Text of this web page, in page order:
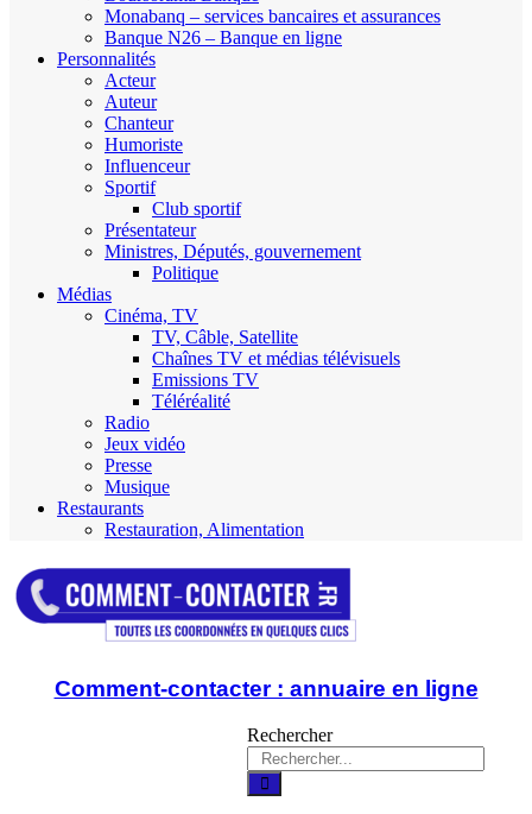
Monabanq – services bancaires et assurances
Banque N26 – Banque en ligne
Personnalités
Acteur
Auteur
Chanteur
Humoriste
Influenceur
Sportif
Club sportif
Présentateur
Ministres, Députés, gouvernement
Politique
Médias
Cinéma, TV
TV, Câble, Satellite
Chaînes TV et médias télévisuels
Emissions TV
Téléréalité
Radio
Jeux vidéo
Presse
Musique
Restaurants
Restauration, Alimentation
Comment-contacter : annuaire en ligne
Rechercher